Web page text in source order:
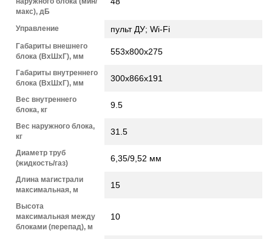
макс), дБ
Управление пульт ДУ; Wi-Fi
Габариты внешнего
блока (ВхШхГ), мм
553х800х275
Габариты внутреннего
блока (ВхШхГ), мм
300х866х191
Вес внутреннего
блока, кг
9.5
Вес наружного блока,
кг
31.5
Диаметр труб
(жидкость/газ)
6,35/9,52 мм
Длина магистрали
максимальная, м
15
Высота
максимальная между
блоками (перепад), м
10